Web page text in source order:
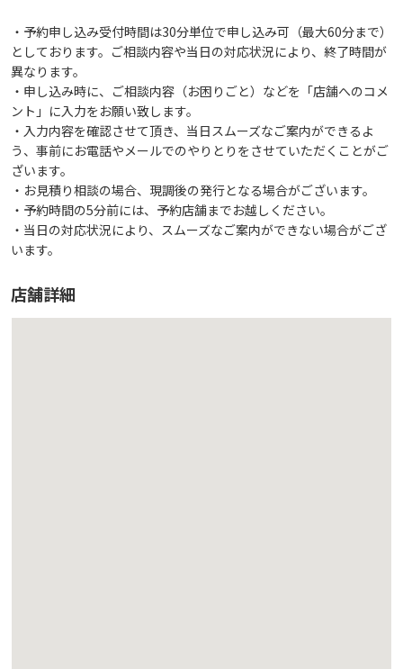
・予約申し込み受付時間は30分単位で申し込み可（最大60分まで）
としております。ご相談内容や当日の対応状況により、終了時間が
異なります。
・申し込み時に、ご相談内容（お困りごと）などを「店舗へのコメ
ント」に入力をお願い致します。
・入力内容を確認させて頂き、当日スムーズなご案内ができるよ
う、事前にお電話やメールでのやりとりをさせていただくことがご
ざいます。
・お見積り相談の場合、現調後の発行となる場合がございます。
・予約時間の5分前には、予約店舗までお越しください。
・当日の対応状況により、スムーズなご案内ができない場合がござ
います。
店舗詳細